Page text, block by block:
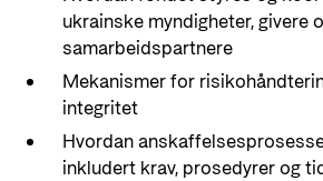
ukrainske myndigheter, givere
samarbeidspartnere
Mekanismer for
integritet
Hvordan
inkludert krav, prosedyrer og